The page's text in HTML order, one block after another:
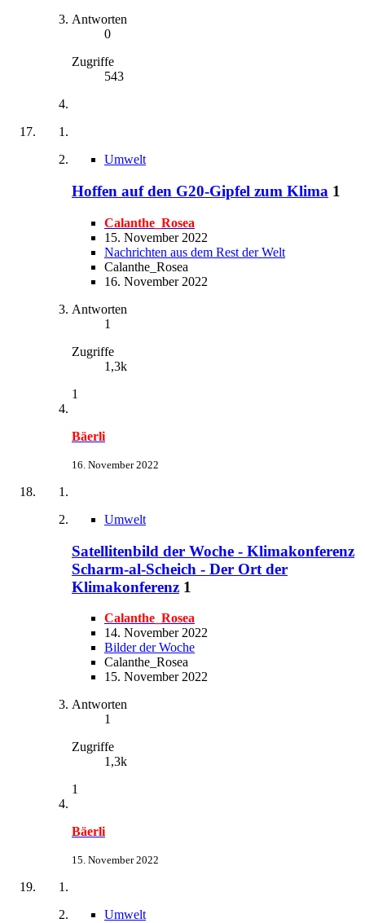
Antworten
0
Zugriffe
543
Umwelt
Hoffen auf den G20-Gipfel zum Klima 1
Calanthe_Rosea
15. November 2022
Nachrichten aus dem Rest der Welt
Calanthe_Rosea
16. November 2022
Antworten
1
Zugriffe
1,3k
1
Bäerli
16. November 2022
Umwelt
Satellitenbild der Woche - Klimakonferenz
Scharm-al-Scheich - Der Ort der
Klimakonferenz 1
Calanthe_Rosea
14. November 2022
Bilder der Woche
Calanthe_Rosea
15. November 2022
Antworten
1
Zugriffe
1,3k
1
Bäerli
15. November 2022
Umwelt